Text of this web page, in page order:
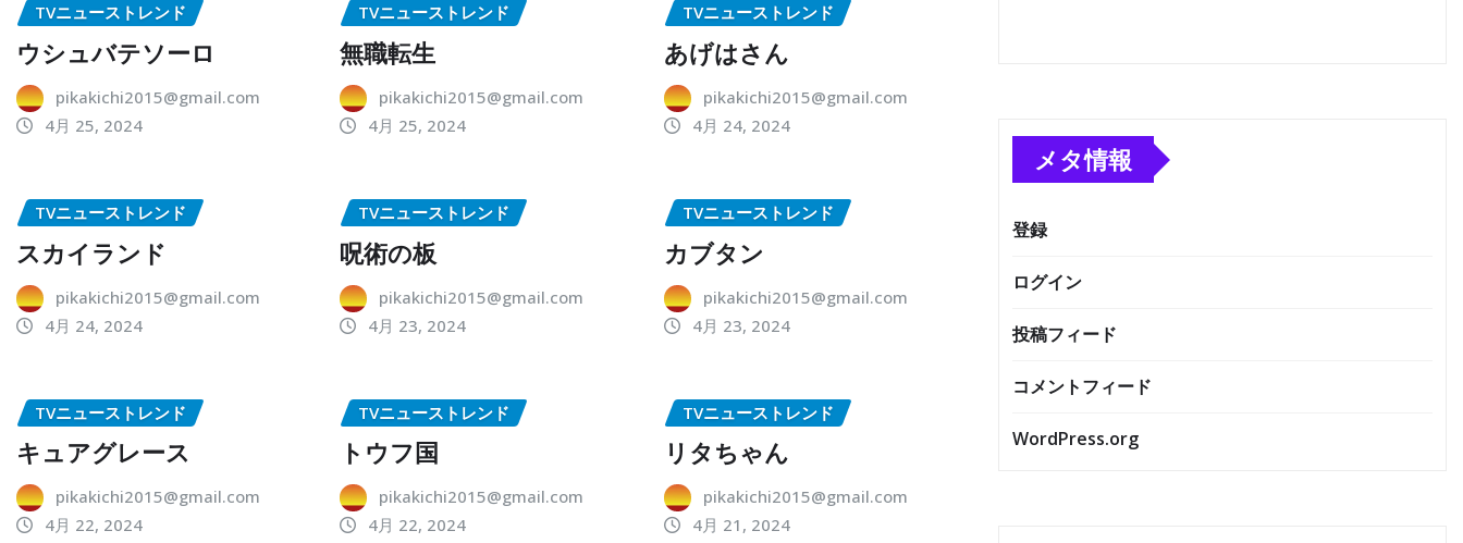
TVニューストレンド
ウシュバテソーロ
pikakichi2015@gmail.com
4月 25, 2024
TVニューストレンド
無職転生
pikakichi2015@gmail.com
4月 25, 2024
TVニューストレンド
あげはさん
pikakichi2015@gmail.com
4月 24, 2024
TVニューストレンド
スカイランド
pikakichi2015@gmail.com
4月 24, 2024
TVニューストレンド
呪術の板
pikakichi2015@gmail.com
4月 23, 2024
TVニューストレンド
カブタン
pikakichi2015@gmail.com
4月 23, 2024
TVニューストレンド
キュアグレース
pikakichi2015@gmail.com
4月 22, 2024
TVニューストレンド
トウフ国
pikakichi2015@gmail.com
4月 22, 2024
TVニューストレンド
リタちゃん
pikakichi2015@gmail.com
4月 21, 2024
メタ情報
登録
ログイン
投稿フィード
コメントフィード
WordPress.org